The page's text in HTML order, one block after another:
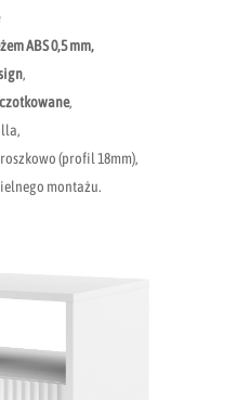
ABS 0,5 mm,
,
,
(profil 18mm),
montażu.